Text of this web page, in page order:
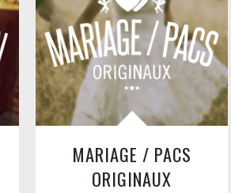
MARIAGE / PACS
ORIGINAUX